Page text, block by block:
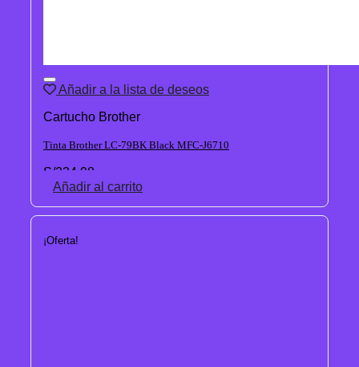
Añadir a la lista de deseos
Cartucho Brother
Tinta Brother LC-79BK Black MFC-J6710
S/234.98
Añadir al carrito
¡Oferta!